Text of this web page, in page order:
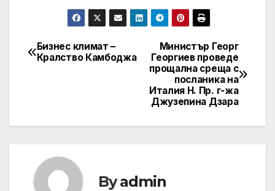
Post
Министър Георг
Георгиев проведе
прощална среща с
посланика на
Италия Н. Пр. г-жа
Джузепина Дзара
Бизнес климат –
Кралство Камбоджа
Byadmin